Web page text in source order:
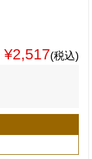
¥2,517(税込)